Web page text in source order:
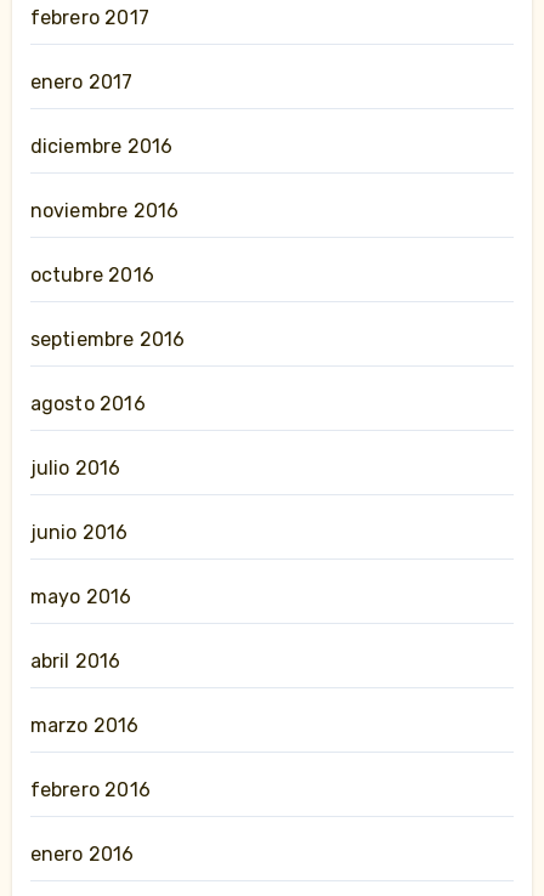
febrero 2017
enero 2017
diciembre 2016
noviembre 2016
octubre 2016
septiembre 2016
agosto 2016
julio 2016
junio 2016
mayo 2016
abril 2016
marzo 2016
febrero 2016
enero 2016